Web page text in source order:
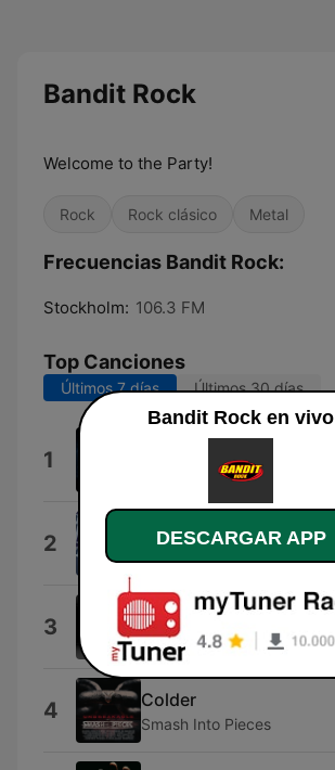
Bandit Rock
Welcome to the Party!
Rock Rock clásico Metal
Frecuencias Bandit Rock:
Stockholm: 106.3 FM
Top Canciones
Últimos 7 días Últimos 30 días
1
2 Higher
Erik Grönwall
3 Är det här det är party?
Rasmus Gozzi
4 Colder
Smash Into Pieces
Bandit Rock en vivo
DESCARGAR APP